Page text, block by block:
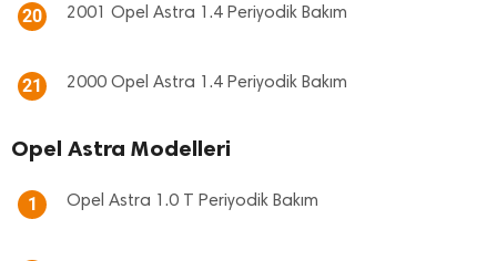
20 2001 Opel Astra 1.4 Periyodik Bakım
21 2000 Opel Astra 1.4 Periyodik Bakım
Opel Astra Modelleri
1 Opel Astra 1.0 T Periyodik Bakım